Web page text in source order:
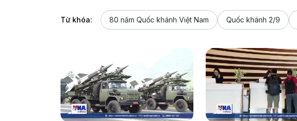
Từ khóa: 80 năm Quốc khánh Việt Nam Quốc khánh 2/9